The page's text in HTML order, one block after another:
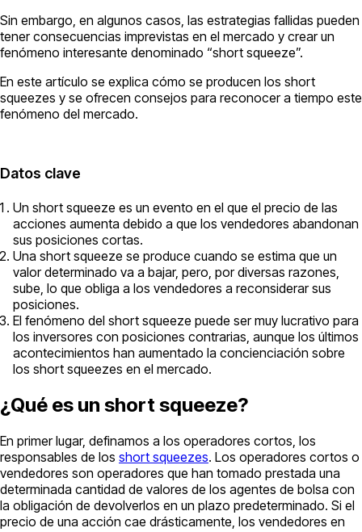
Sin embargo, en algunos casos, las estrategias fallidas pueden
tener consecuencias imprevistas en el mercado y crear un
fenómeno interesante denominado “short squeeze”.
En este artículo se explica cómo se producen los short
squeezes y se ofrecen consejos para reconocer a tiempo este
fenómeno del mercado.
Datos clave
Un short squeeze es un evento en el que el precio de las
acciones aumenta debido a que los vendedores abandonan
sus posiciones cortas.
Una short squeeze se produce cuando se estima que un
valor determinado va a bajar, pero, por diversas razones,
sube, lo que obliga a los vendedores a reconsiderar sus
posiciones.
El fenómeno del short squeeze puede ser muy lucrativo para
los inversores con posiciones contrarias, aunque los últimos
acontecimientos han aumentado la concienciación sobre
los short squeezes en el mercado.
¿Qué es un short squeeze?
En primer lugar, definamos a los operadores cortos, los
responsables de los short squeezes. Los operadores cortos o
vendedores son operadores que han tomado prestada una
determinada cantidad de valores de los agentes de bolsa con
la obligación de devolverlos en un plazo predeterminado. Si el
precio de una acción cae drásticamente, los vendedores en